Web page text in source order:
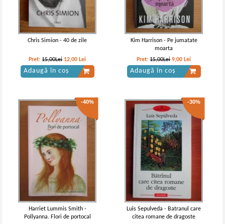
IN STOC
Pret:10,00Lei 6,00 Lei
Adaugă în coș
IN STOC
Pret:13,00 Lei
Adaugă în coș
Mark Twain - Un yankeu la curtea
regelui Arthur
Mark Twain - Un yankeu la curtea
regelui Arthur (Adevarul de Lux)
Chris Simion - 40 de zile
Pret:15,00Lei 12,00 Lei
Adaugă în coș
Kim Harrison - Pe jumatate
moarta
Pret:15,00Lei 9,00 Lei
Adaugă în coș
-40%
Harriet Lummis Smith -
Pollyanna. Flori de portocal
-30%
Luis Sepulveda - Batranul care
citea romane de dragoste